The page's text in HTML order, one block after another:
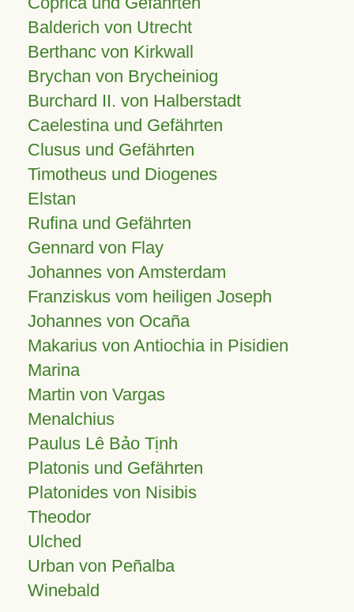
Balderich von Utrecht
Berthanc von Kirkwall
Brychan von Brycheiniog
Burchard II. von Halberstadt
Caelestina und Gefährten
Clusus und Gefährten
Timotheus und Diogenes
Elstan
Rufina und Gefährten
Gennard von Flay
Johannes von Amsterdam
Franziskus vom heiligen Joseph
Johannes von Ocaña
Makarius von Antiochia in Pisidien
Marina
Martin von Vargas
Menalchius
Paulus Lê Bảo Tịnh
Platonis und Gefährten
Platonides von Nisibis
Theodor
Ulched
Urban von Peñalba
Winebald